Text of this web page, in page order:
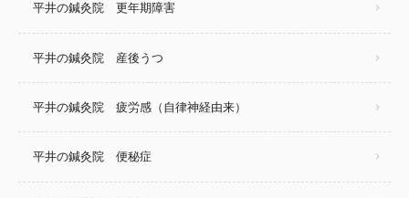
平井の鍼灸院 更年期障害
平井の鍼灸院 産後うつ
平井の鍼灸院 疲労感（自律神経由来）
平井の鍼灸院 便秘症